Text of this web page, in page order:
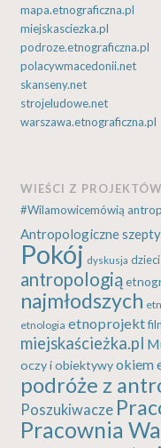
mapa.etnograficzna.pl
miejskasciezka.pl
podroze.etnograficzna.pl
polacywmacedonii.net
skanseny.net
strojeludowe.net
warszawa.etnograficzna.pl
WIEŚCI Z PROJEKTÓW
#Wilamowicemówią
Antropologiczne szepty
Pokój dyskusja dzieci
antropologią
najmłodszych
etnologia etnoprojekt
miejskaścieżka.pl
oczy i obiektywyokiem
podróże z
Poszukiwacze
Pracownia